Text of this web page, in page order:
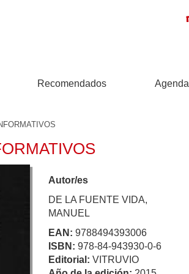
Recomendados Agenda
Autor/es
DE LA FUENTE VIDA,
MANUEL
EAN: 9788494393006
ISBN: 978-84-943930-0-6
Editorial: VITRUVIO